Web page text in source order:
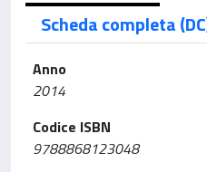
Scheda completa
Anno
2014
Codice ISBN
9788868123048